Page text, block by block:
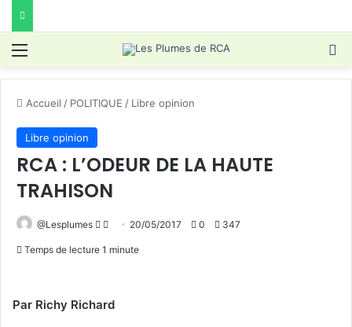
Menu
Accueil / POLITIQUE / Libre opinion
Libre opinion
RCA : L’ODEUR DE LA HAUTE
TRAHISON
@Lesplumes
Follow
Envoyer20/05/2017 0 347
Temps de lecture 1 minute
Par Richy Richard